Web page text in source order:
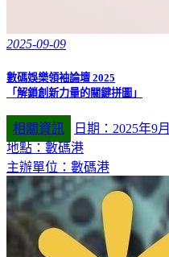
2025-09-09
數碼娛樂領袖論壇 2025
「解鎖創新力量的關鍵拼圖」
相關資訊
日期：2025年9
地點：數碼港
主辦單位：數碼港